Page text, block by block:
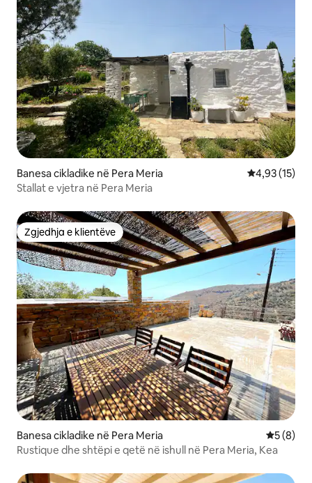
Banesa cikladike në Pera Meria Vlerësimi
4,93 (15)
Stallat e vjetra në Pera Meria
Zgjedhja e klientëve
Zgjedhja e klientëve
Banesa cikladike në Pera Meria
5 (8)
Rustique dhe shtëpi e qetë në ishull në Pera Meria, Kea